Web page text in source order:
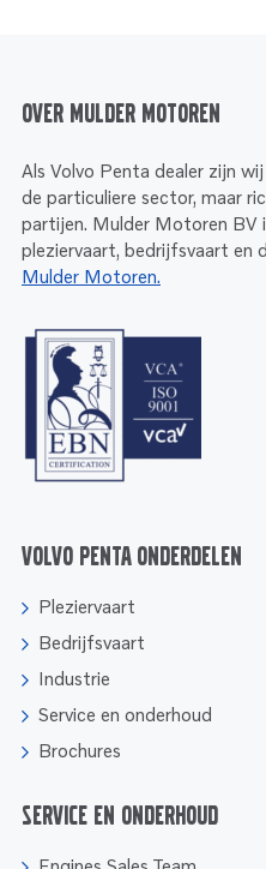
Over Mulder Motoren
Als Volvo Penta dealer zijn
de particuliere sector, maar
partijen. Mulder Motoren BV
pleziervaart, bedrijfsvaart en
Mulder Motoren.
Volvo Penta onderdelen
Pleziervaart
Bedrijfsvaart
Industrie
Service en onderhoud
Brochures
Service en onderhoud